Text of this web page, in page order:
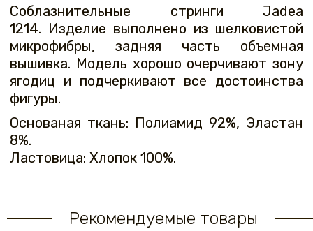
Соблазнительные стринги Jadea
1214. Изделие выполнено из шелковистой
микрофибры, задняя часть объемная
вышивка. Модель хорошо очерчивают зону
ягодиц и подчеркивают все достоинства
фигуры.
Основаная ткань: Полиамид 92%, Эластан
8%.
Ластовица: Хлопок 100%.
Рекомендуемые товары